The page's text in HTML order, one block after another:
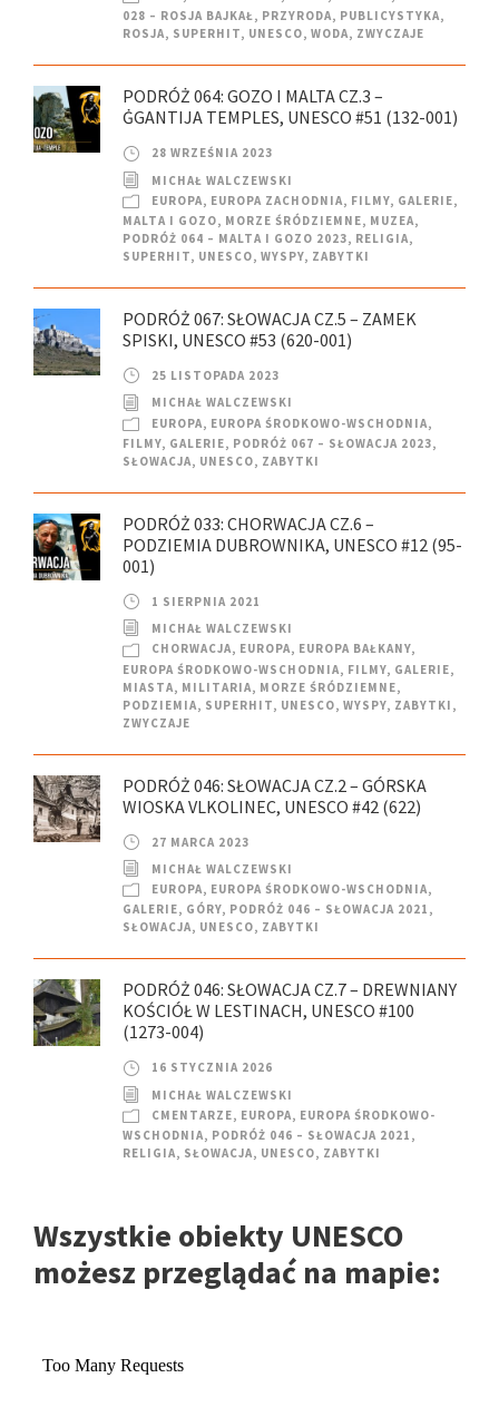
028 – ROSJA BAJKAŁ, PRZYRODA, PUBLICYSTYKA,
ROSJA, SUPERHIT, UNESCO, WODA, ZWYCZAJE
PODRÓŻ 064: GOZO I MALTA CZ.3 –
ĠGANTIJA TEMPLES, UNESCO #51 (132-001)
28 WRZEŚNIA 2023
MICHAŁ WALCZEWSKI
EUROPA, EUROPA ZACHODNIA, FILMY, GALERIE,
MALTA I GOZO, MORZE ŚRÓDZIEMNE, MUZEA,
PODRÓŻ 064 – MALTA I GOZO 2023, RELIGIA,
SUPERHIT, UNESCO, WYSPY, ZABYTKI
PODRÓŻ 067: SŁOWACJA CZ.5 – ZAMEK
SPISKI, UNESCO #53 (620-001)
25 LISTOPADA 2023
MICHAŁ WALCZEWSKI
EUROPA, EUROPA ŚRODKOWO-WSCHODNIA,
FILMY, GALERIE, PODRÓŻ 067 – SŁOWACJA 2023,
SŁOWACJA, UNESCO, ZABYTKI
PODRÓŻ 033: CHORWACJA CZ.6 –
PODZIEMIA DUBROWNIKA, UNESCO #12 (95-
001)
1 SIERPNIA 2021
MICHAŁ WALCZEWSKI
CHORWACJA, EUROPA, EUROPA BAŁKANY,
EUROPA ŚRODKOWO-WSCHODNIA, FILMY, GALERIE,
MIASTA, MILITARIA, MORZE ŚRÓDZIEMNE,
PODZIEMIA, SUPERHIT, UNESCO, WYSPY, ZABYTKI ,
ZWYCZAJE
PODRÓŻ 046: SŁOWACJA CZ.2 – GÓRSKA
WIOSKA VLKOLINEC, UNESCO #42 (622)
27 MARCA 2023
MICHAŁ WALCZEWSKI
EUROPA, EUROPA ŚRODKOWO-WSCHODNIA,
GALERIE, GÓRY, PODRÓŻ 046 – SŁOWACJA 2021 ,
SŁOWACJA, UNESCO, ZABYTKI
PODRÓŻ 046: SŁOWACJA CZ.7 – DREWNIANY
KOŚCIÓŁ W LESTINACH, UNESCO #100
(1273-004)
16 STYCZNIA 2026
MICHAŁ WALCZEWSKI
CMENTARZE, EUROPA, EUROPA ŚRODKOWO-
WSCHODNIA, PODRÓŻ 046 – SŁOWACJA 2021 ,
RELIGIA, SŁOWACJA, UNESCO, ZABYTKI
Wszystkie obiekty UNESCO
możesz przeglądać na mapie: